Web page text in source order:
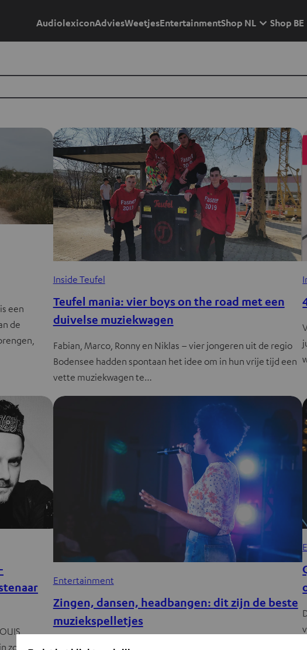
AudiolexiconAdviesWeetjesEntertainmentShop NL Shop BE
een
de
Inside Teufel
Teufel mania: vier boys on the road met een
duivelse muziekwagen
Fabian, Marco, Ronny en Niklas – vier jongeren uit de regio
Bodensee hadden spontaan het idee om in hun vrije tijd een
vette muziekwagen te…
zowat de
Entertainment
Zingen, dansen, headbangen: dit zijn de beste
muziekspelletjes
Muziek is steeds bij ons; helpt bij stress , wekt allerlei